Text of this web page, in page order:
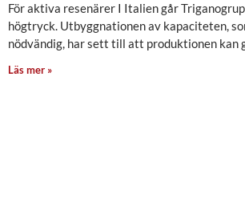
För aktiva resenärer I Italien går
högtryck. Utbyggnationen av kapaciteten,
nödvändig, har sett till att produktionen kan
Läs mer »